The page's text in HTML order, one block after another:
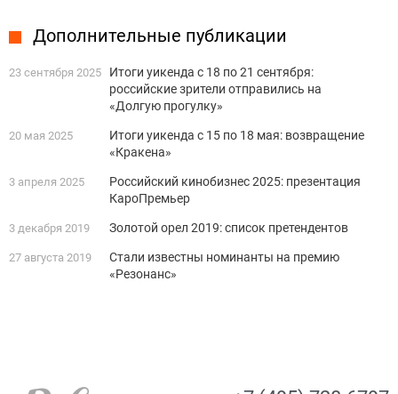
Дополнительные публикации
23 сентября 2025
Итоги уикенда с 18 по 21 сентября:
российские зрители отправились на
«Долгую прогулку»
20 мая 2025
Итоги уикенда с 15 по 18 мая: возвращение
«Кракена»
3 апреля 2025
Российский кинобизнес 2025: презентация
КароПремьер
3 декабря 2019 Золотой орел 2019: список претендентов
27 августа 2019
Стали известны номинанты на премию
«Резонанс»